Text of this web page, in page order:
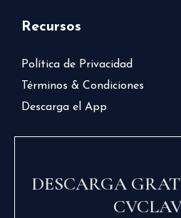
Recursos
Política de Privacidad
Términos & Condiciones
Descarga el App
DESCARGA